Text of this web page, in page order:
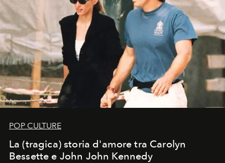
POP CULTURE
La (tragica) storia d'amore tra Carolyn
Bessette e John John Kennedy